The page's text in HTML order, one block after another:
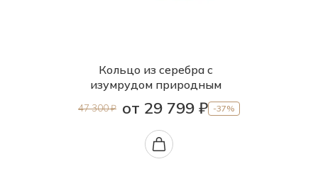
Кольцо из серебра с
изумрудом природным
47 300 ₽ от 29 799 ₽ -37%